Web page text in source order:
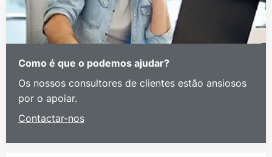
Como é que o podemos ajudar?
Os nossos consultores de clientes estão ansiosos
por o apoiar.
Contactar-nos